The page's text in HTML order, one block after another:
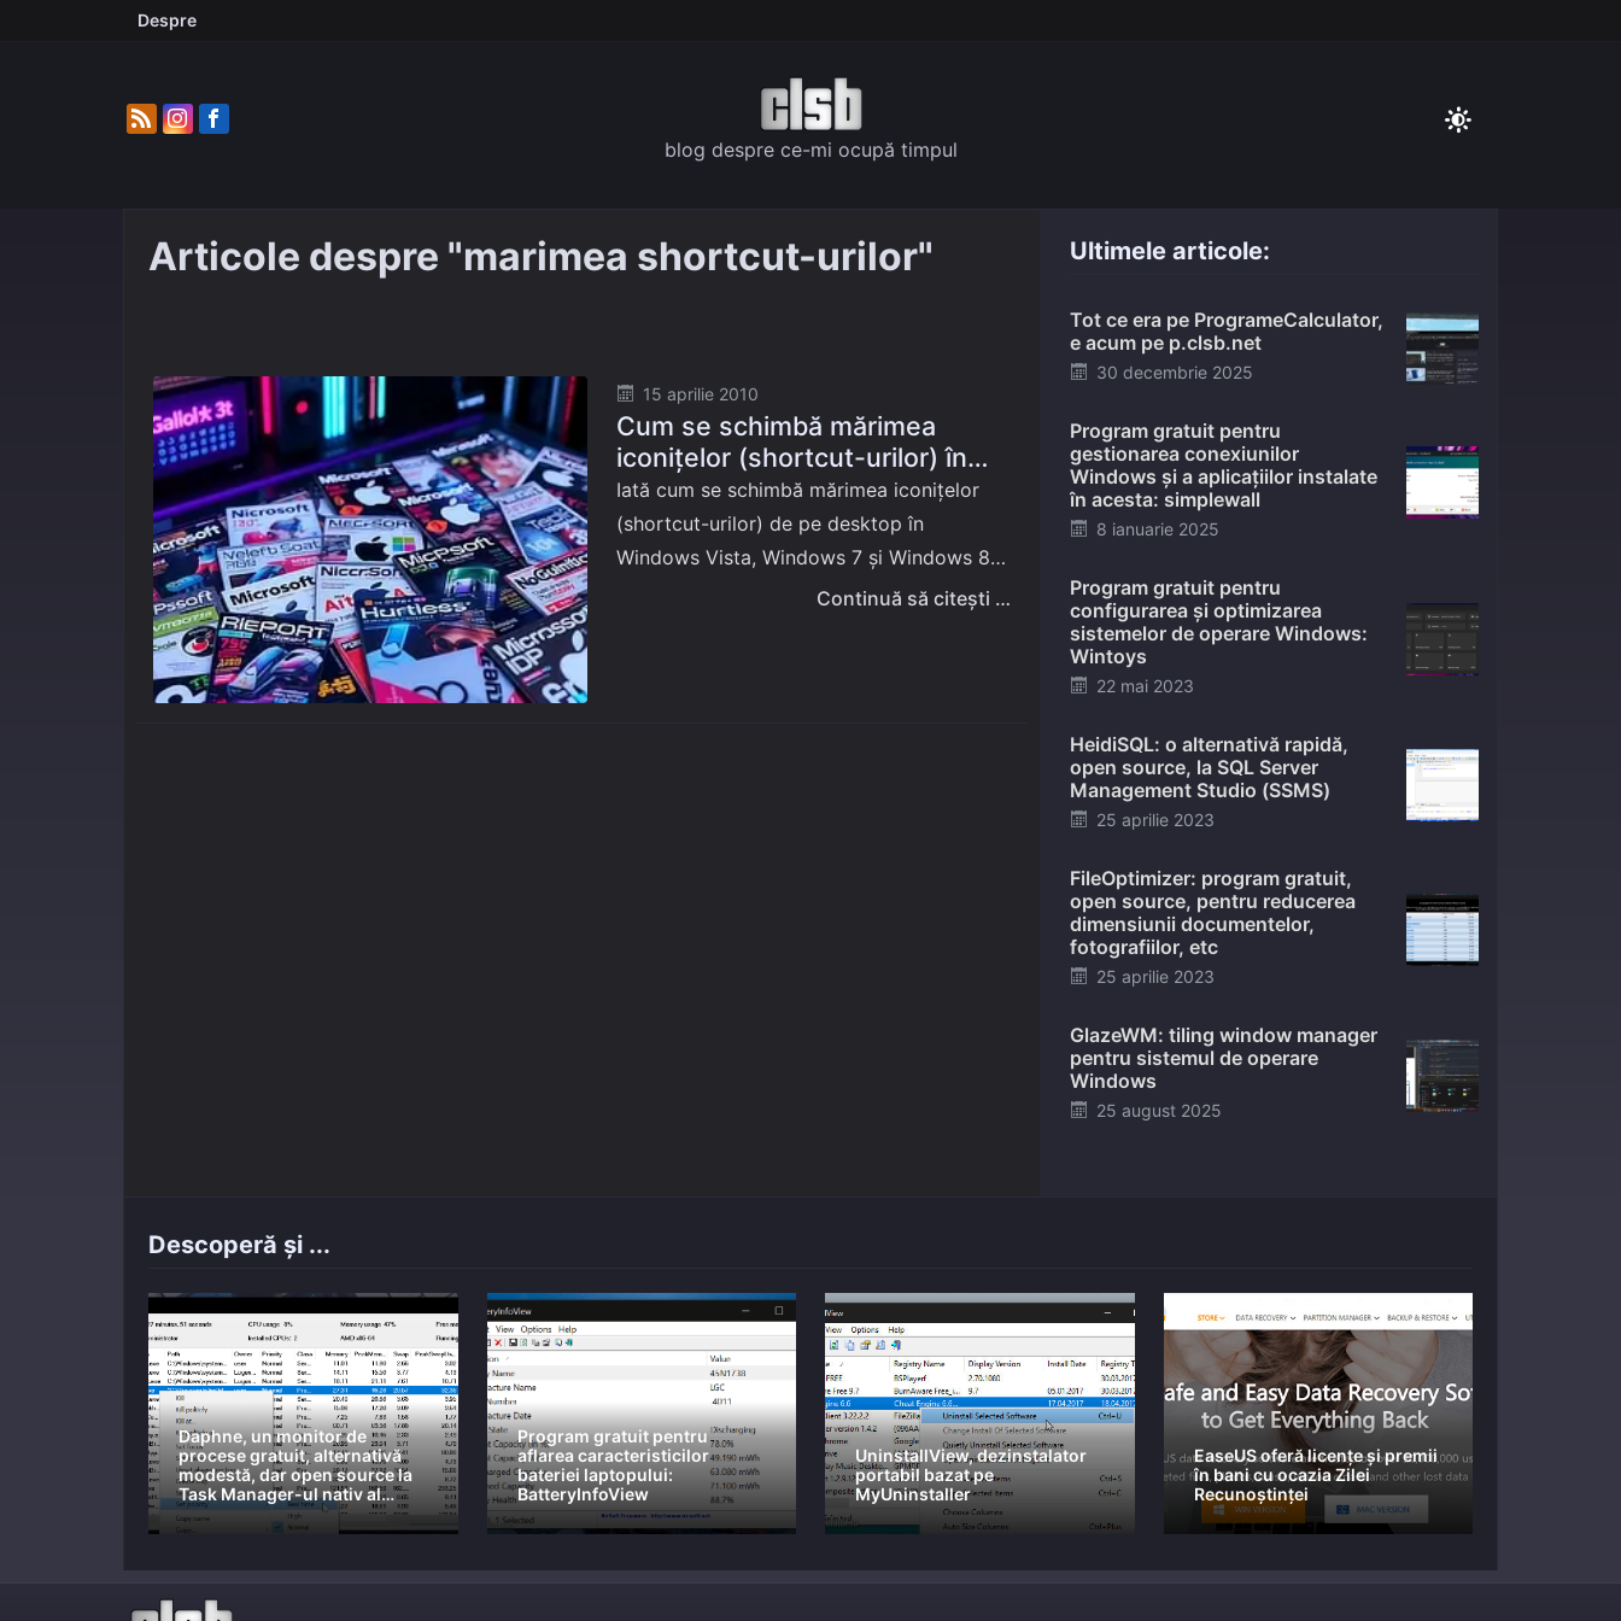
Despre
blog despre ce-mi ocupă timpul
Articole despre "marimea shortcut-urilor"
Posted
on
15 aprilie 2010
Cum se schimbă mărimea
iconițelor (shortcut-urilor) în
Vista și Windows 7
Iată cum se schimbă mărimea iconițelor
(shortcut-urilor) de pe desktop în
Windows Vista, Windows 7 și Windows 8,
dacă mărimea medie a acestora, setată
Continuă să citești …
Ultimele articole:
Tot ce era pe ProgrameCalculator,
e acum pe p.clsb.net
Posted
30 decembrie 2025
Program gratuit pentru
gestionarea conexiunilor
Windows și a aplicațiilor instalate
în acesta: simplewall
Posted
8 ianuarie 2025
Program gratuit pentru
configurarea și optimizarea
sistemelor de operare Windows:
Wintoys
Posted
22 mai 2023
HeidiSQL: o alternativă rapidă,
open source, la SQL Server
Management Studio (SSMS)
Posted
25 aprilie 2023
FileOptimizer: program gratuit,
open source, pentru reducerea
dimensiunii documentelor,
fotografiilor, etc
Posted
25 aprilie 2023
GlazeWM: tiling window manager
pentru sistemul de operare
Windows
Posted
25 august 2025
Descoperă și ...
Daphne, un monitor de
procese gratuit, alternativă
modestă, dar open source la
Task Manager-ul nativ al
Windows
Program gratuit pentru
aflarea caracteristicilor
bateriei laptopului:
BatteryInfoView
UninstallView, dezinstalator
portabil bazat pe
MyUninstaller
EaseUS oferă licențe și premii
în bani cu ocazia Zilei
Recunoștinței